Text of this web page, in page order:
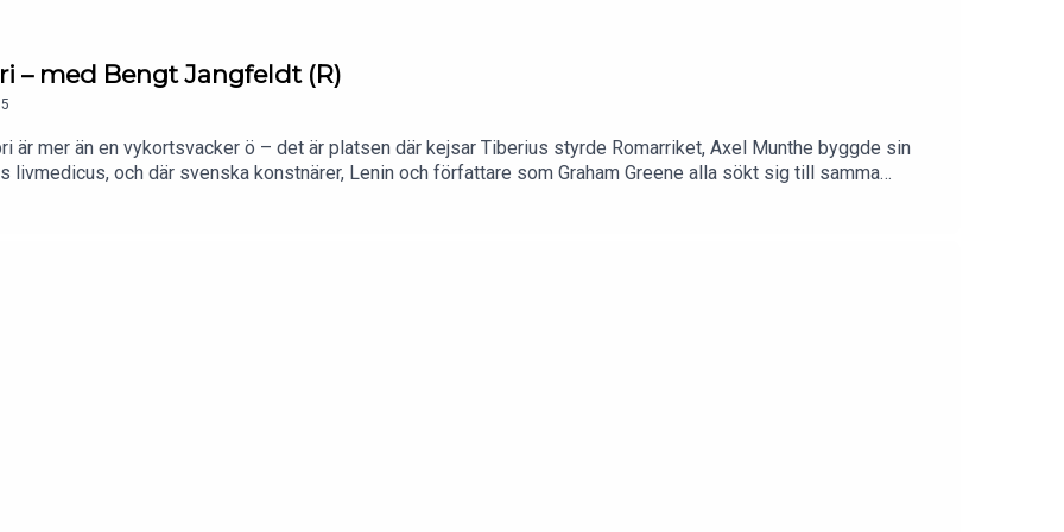
– med Bengt Jangfeldt (R)
5
är mer än en vykortsvacker ö – det är platsen där kejsar Tiberius styrde Romarriket, Axel Munthe byggde sin
livmedicus, och där svenska konstnärer, Lenin och författare som Graham Greene alla sökt sig till samma
författare till "Capri: Kulturhistoriska skisser", som berättar om öns myter och märkliga öden.I Stolpe
Yukiko Duke och Patrik Hadenius vår tids främsta författare och forskare inom humaniora och